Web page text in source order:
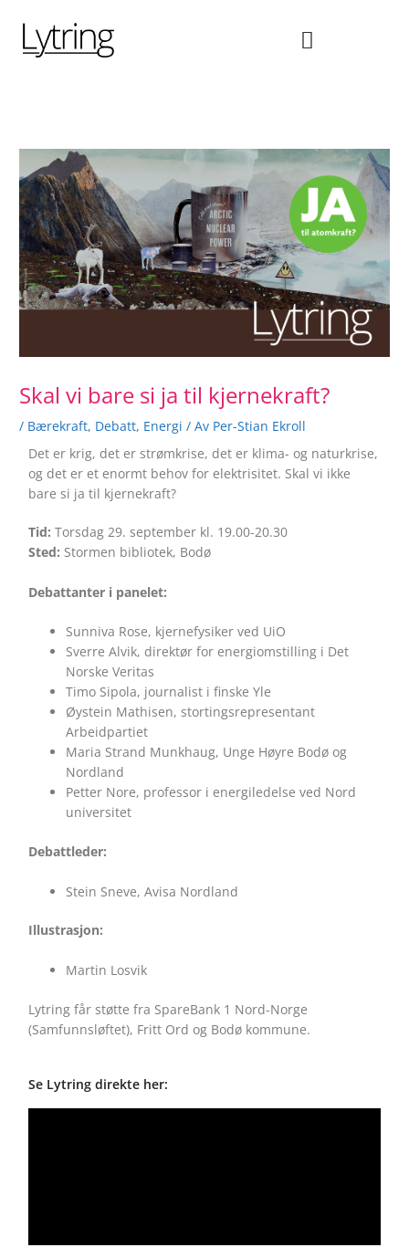
Skal vi bare si ja til kjernekraft?
/ Bærekraft, Debatt, Energi / Av Per-Stian Ekroll
Det er krig, det er strømkrise, det er klima- og naturkrise,
og det er et enormt behov for elektrisitet. Skal vi ikke
bare si ja til kjernekraft?
Tid: Torsdag 29. september kl. 19.00-20.30
Sted: Stormen bibliotek, Bodø
Debattanter i panelet:
Sunniva Rose, kjernefysiker ved UiO
Sverre Alvik, direktør for energiomstilling i Det
Norske Veritas
Timo Sipola, journalist i finske Yle
Øystein Mathisen, stortingsrepresentant
Arbeidpartiet
Maria Strand Munkhaug, Unge Høyre Bodø og
Nordland
Petter Nore, professor i energiledelse ved Nord
universitet
Debattleder:
Stein Sneve, Avisa Nordland
Illustrasjon:
Martin Losvik
Lytring får støtte fra SpareBank 1 Nord-Norge
(Samfunnsløftet), Fritt Ord og Bodø kommune.
Se Lytring direkte her: